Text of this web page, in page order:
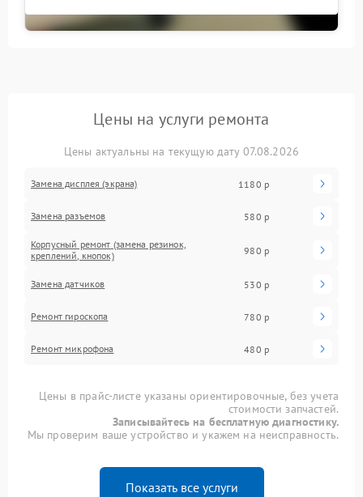
Цены на услуги ремонта
Цены актуальны на текущую дату 07.08.2026
Замена дисплея (экрана) 1180 р
Замена разъемов 580 р
Корпусный ремонт (замена резинок,
креплений, кнопок)
980 р
Замена датчиков 530 р
Ремонт гироскопа 780 р
Ремонт микрофона 480 р
Цены в прайс-листе указаны ориентировочные, без учета
стоимости запчастей.
Записывайтесь на бесплатную диагностику.
Мы проверим ваше устройство и укажем на неисправность.
Показать все услуги